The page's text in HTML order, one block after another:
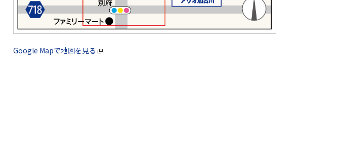
Google Mapで地図を見る